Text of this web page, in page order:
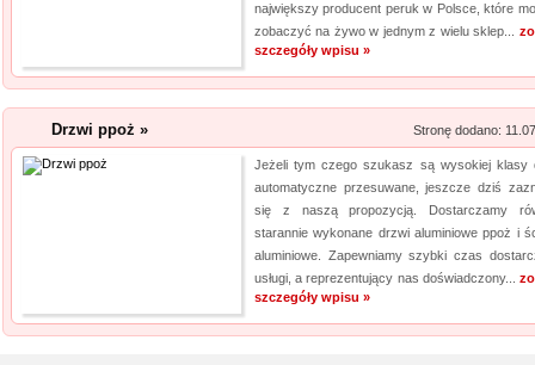
największy producent peruk w Polsce, które
zobaczyć na żywo w jednym z wielu sklep...
szczegóły wpisu »
Drzwi ppoż » Stronę dodano:
Jeżeli tym czego szukasz są wysokiej klasy
automatyczne przesuwane, jeszcze dziś
się z naszą propozycją. Dostarczamy
starannie wykonane drzwi aluminiowe ppoż i
aluminiowe. Zapewniamy szybki czas
usługi, a reprezentujący nas doświadczony...
szczegóły wpisu »